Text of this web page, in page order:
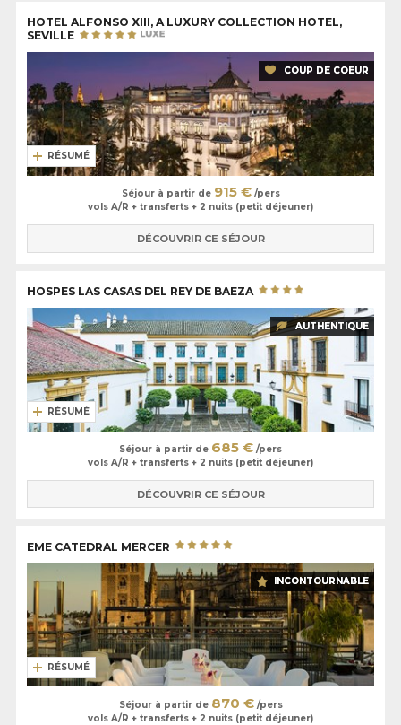
HOTEL ALFONSO XIII, A LUXURY COLLECTION HOTEL,
SEVILLE
COUP DE COEUR
RÉSUMÉ
Séjour à partir de 915 €/pers
vols A/R + transferts + 2 nuits (petit déjeuner)
DÉCOUVRIR CE SÉJOUR
HOSPES LAS CASAS DEL REY DE BAEZA
AUTHENTIQUE
RÉSUMÉ
Séjour à partir de 685 € /pers
vols A/R + transferts + 2 nuits (petit déjeuner)
DÉCOUVRIR CE SÉJOUR
EME CATEDRAL MERCER
INCONTOURNABLE
RÉSUMÉ
Séjour à partir de 870 €/pers
vols A/R + transferts + 2 nuits (petit déjeuner)